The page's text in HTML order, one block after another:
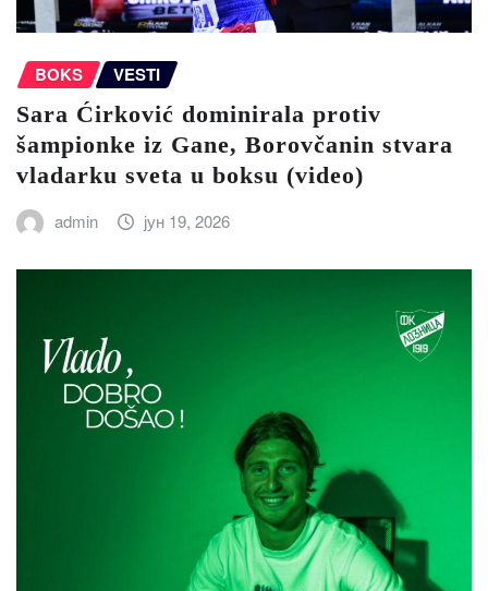
BOKS VESTI
Sara Ćirković dominirala protiv
šampionke iz Gane, Borovčanin stvara
vladarku sveta u boksu (video)
admin јун 19, 2026